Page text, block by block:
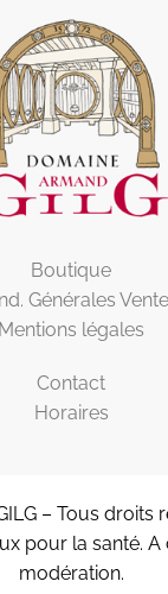
Boutique
Générales Vente
Mentions légales
Contact
Horaires
– Tous droits
pour la santé.
modération.